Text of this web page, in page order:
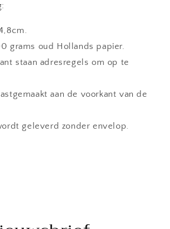
grams oud Hollands papier.
staan adresregels om op te
aan de voorkant van de
geleverd zonder envelop.